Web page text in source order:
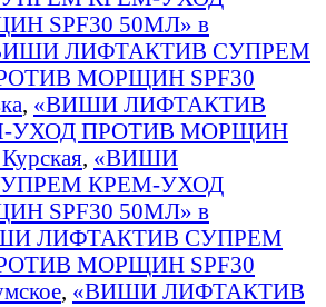
SPF30 50МЛ» в
ЛИФТАКТИВ СУПРЕМ
МОРЩИН SPF30
, «ВИШИ ЛИФТАКТИВ
УХОД ПРОТИВ МОРЩИН
, «ВИШИ
КРЕМ-УХОД
SPF30 50МЛ» в
ЛИФТАКТИВ СУПРЕМ
МОРЩИН SPF30
, «ВИШИ ЛИФТАКТИВ